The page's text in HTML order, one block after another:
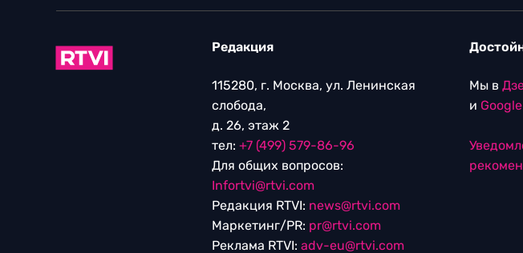
Редакция
115280, г. Москва, ул. Ленинская
слобода,
д. 26, этаж 2
тел: +7 (499) 579-86-96
Для общих вопросов:
Infortvi@rtvi.com
Редакция RTVI: news@rtvi.com
Маркетинг/PR: pr@rtvi.com
Реклама RTVI: adv-eu@rtvi.com
Мы в
и